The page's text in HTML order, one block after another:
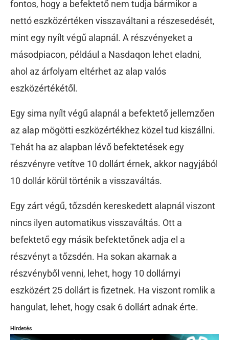
fontos, hogy a befektető nem tudja bármikor a
nettó eszközértéken visszaváltani a részesedését,
mint egy nyílt végű alapnál. A részvényeket a
másodpiacon, például a Nasdaqon lehet eladni,
ahol az árfolyam eltérhet az alap valós
eszközértékétől.
Egy sima nyílt végű alapnál a befektető jellemzően
az alap mögötti eszközértékhez közel tud kiszállni.
Tehát ha az alapban lévő befektetések egy
részvényre vetítve 10 dollárt érnek, akkor nagyjából
10 dollár körül történik a visszaváltás.
Egy zárt végű, tőzsdén kereskedett alapnál viszont
nincs ilyen automatikus visszaváltás. Ott a
befektető egy másik befektetőnek adja el a
részvényt a tőzsdén. Ha sokan akarnak a
részvényből venni, lehet, hogy 10 dollárnyi
eszközért 25 dollárt is fizetnek. Ha viszont romlik a
hangulat, lehet, hogy csak 6 dollárt adnak érte.
Hirdetés